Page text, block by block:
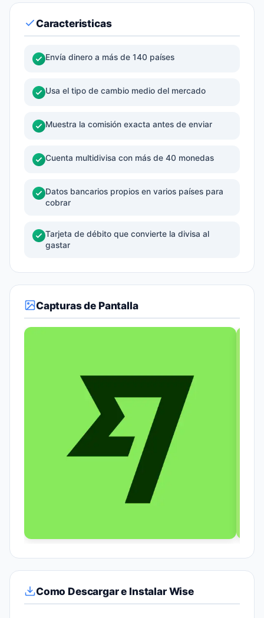
Caracteristicas
Envía dinero a más de 140 países
Usa el tipo de cambio medio del mercado
Muestra la comisión exacta antes de enviar
Cuenta multidivisa con más de 40 monedas
Datos bancarios propios en varios países para
cobrar
Tarjeta de débito que convierte la divisa al
gastar
Capturas de Pantalla
Como Descargar e Instalar Wise